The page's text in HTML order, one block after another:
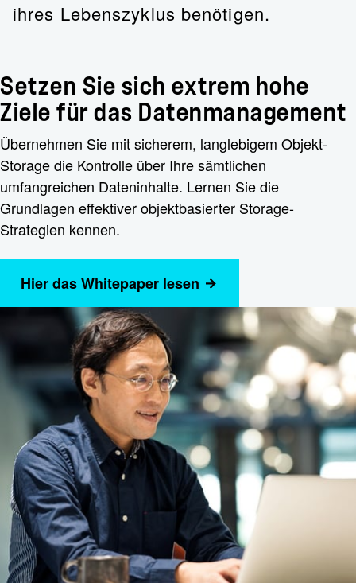
ihres Lebenszyklus benötigen.
Setzen Sie sich extrem hohe
Ziele für das Datenmanagement
Übernehmen Sie mit sicherem, langlebigem Objekt-
Storage die Kontrolle über Ihre sämtlichen
umfangreichen Dateninhalte. Lernen Sie die
Grundlagen effektiver objektbasierter Storage-
Strategien kennen.
Hier das Whitepaper lesen